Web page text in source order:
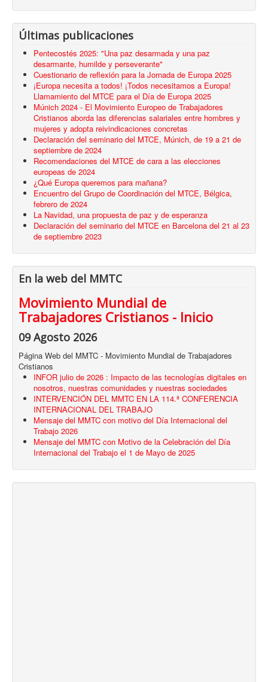
Últimas publicaciones
Pentecostés 2025: "Una paz desarmada y una paz
desarmante, humilde y perseverante"
Cuestionario de reflexión para la Jornada de Europa 2025
¡Europa necesita a todos! ¡Todos necesitamos a Europa!
Llamamiento del MTCE para el Día de Europa 2025
Múnich 2024 - El Movimiento Europeo de Trabajadores
Cristianos aborda las diferencias salariales entre hombres y
mujeres y adopta reivindicaciones concretas
Declaración del seminario del MTCE, Múnich, de 19 a 21 de
septiembre de 2024
Recomendaciones del MTCE de cara a las elecciones
europeas de 2024
¿Qué Europa queremos para mañana?
Encuentro del Grupo de Coordinación del MTCE, Bélgica,
febrero de 2024
La Navidad, una propuesta de paz y de esperanza
Declaración del seminario del MTCE en Barcelona del 21 al 23
de septiembre 2023
En la web del MMTC
Movimiento Mundial de
Trabajadores Cristianos - Inicio
09 Agosto 2026
Página Web del MMTC - Movimiento Mundial de Trabajadores
Cristianos
INFOR julio de 2026 : Impacto de las tecnologías digitales en
nosotros, nuestras comunidades y nuestras sociedades
INTERVENCIÓN DEL MMTC EN LA 114.ª CONFERENCIA
INTERNACIONAL DEL TRABAJO
Mensaje del MMTC con motivo del Día Internacional del
Trabajo 2026
Mensaje del MMTC con Motivo de la Celebración del Día
Internacional del Trabajo el 1 de Mayo de 2025